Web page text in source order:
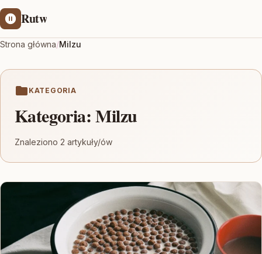
Rutw
Strona główna/Milzu
KATEGORIA
Kategoria:Milzu
Znaleziono 2 artykuły/ów